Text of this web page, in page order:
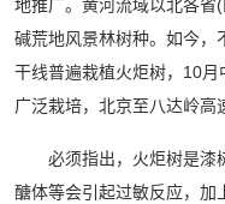
地推广。黄河流域以北各省
碱荒地风景林树种。如今，
干线普遍栽植火炬树，10月
广泛栽培，北京至八达岭高
必须指出，火炬树是漆
醣体等会引起过敏反应，加